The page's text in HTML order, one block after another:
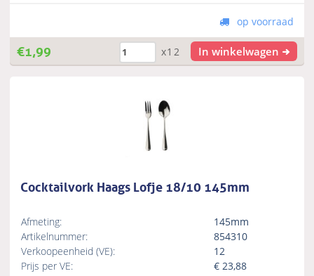
op voorraad
€1,99 x12 In winkelwagen
Cocktailvork Haags Lofje 18/10 145mm
Afmeting:
145mm
Artikelnummer:
854310
Verkoopeenheid (VE):
12
Prijs per VE:
€23,88